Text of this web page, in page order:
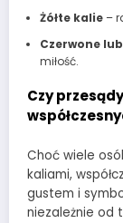
Żółte kalie–
Czerwone
miłość.
Czy
Choć wiele
kaliami,
gustem i
niezależnie od